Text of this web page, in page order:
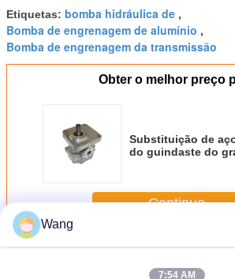
Etiquetas: bomba hidráulica de ,
Bomba de engrenagem de alumínio ,
Bomba de engrenagem da transmissão
Obter o melhor preço
Substituição de
do guindaste do
Continue
MaisBomba de engrenagem de
Wang
7:54 AM